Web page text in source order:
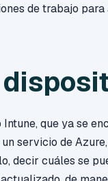
de trabajo
que ya se
servicio de
decir cuáles se